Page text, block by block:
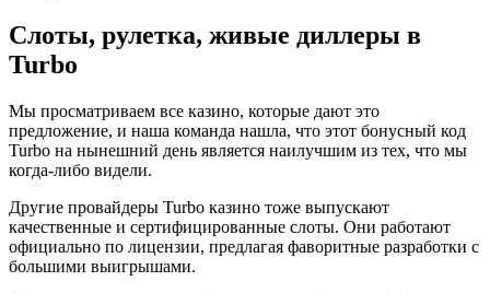
Слоты, рулетка, живые диллеры в
Turbo
Мы просматриваем все казино, которые дают это
предложение, и наша команда нашла, что этот бонусный код
Turbo на нынешний день является наилучшим из тех, что мы
когда-либо видели.
Другие провайдеры Turbo казино тоже выпускают
качественные и сертифицированные слоты. Они работают
официально по лицензии, предлагая фаворитные разработки с
большими выигрышами.